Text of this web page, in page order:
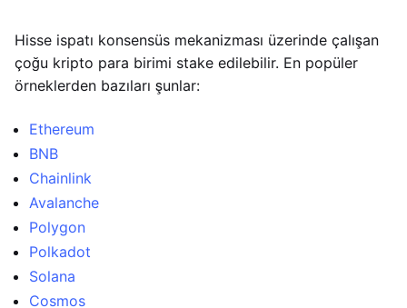
Hisse ispatı konsensüs mekanizması üzerinde çalışan
çoğu kripto para birimi stake edilebilir. En popüler
örneklerden bazıları şunlar:
Ethereum
BNB
Chainlink
Avalanche
Polygon
Polkadot
Solana
Cosmos